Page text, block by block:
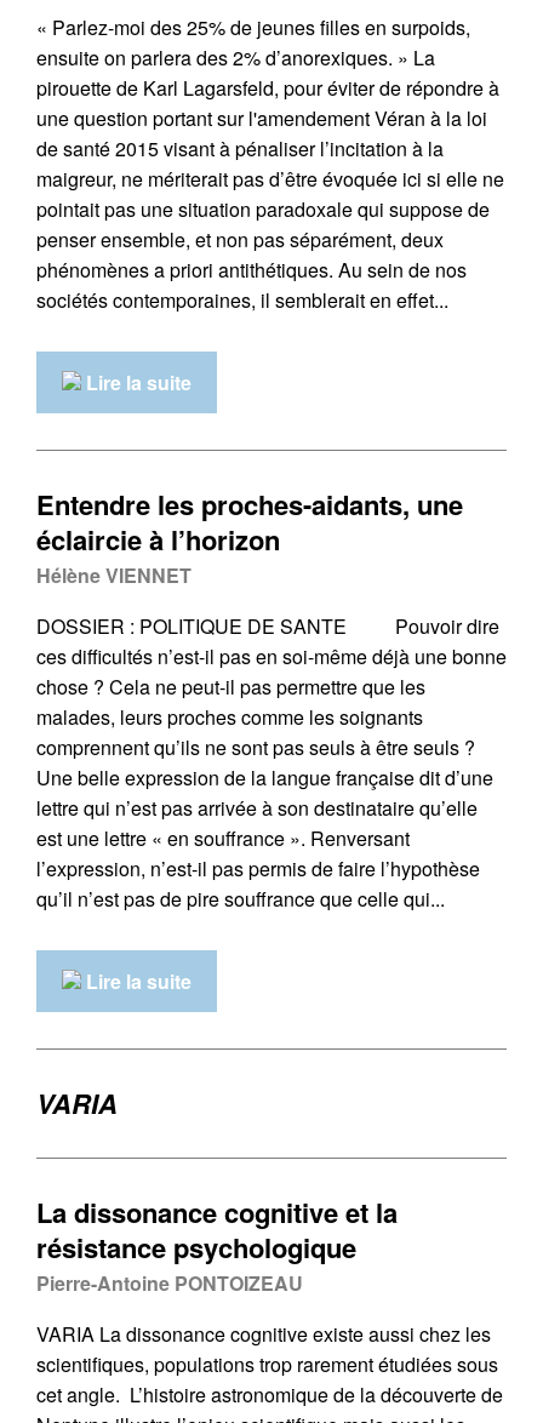
« Parlez-moi des 25% de jeunes filles en surpoids,
ensuite on parlera des 2% d’anorexiques. » La
pirouette de Karl Lagarsfeld, pour éviter de répondre à
une question portant sur l'amendement Véran à la loi
de santé 2015 visant à pénaliser l’incitation à la
maigreur, ne mériterait pas d’être évoquée ici si elle ne
pointait pas une situation paradoxale qui suppose de
penser ensemble, et non pas séparément, deux
phénomènes a priori antithétiques. Au sein de nos
sociétés contemporaines, il semblerait en effet...
Lire la suite
Entendre les proches-aidants, une
éclaircie à l’horizon
Hélène VIENNET
DOSSIER : POLITIQUE DE SANTE Pouvoir dire
ces difficultés n’est-il pas en soi-même déjà une bonne
chose ? Cela ne peut-il pas permettre que les
malades, leurs proches comme les soignants
comprennent qu’ils ne sont pas seuls à être seuls ?
Une belle expression de la langue française dit d’une
lettre qui n’est pas arrivée à son destinataire qu’elle
est une lettre « en souffrance ». Renversant
l’expression, n’est-il pas permis de faire l’hypothèse
qu’il n’est pas de pire souffrance que celle qui...
Lire la suite
VARIA
La dissonance cognitive et la
résistance psychologique
Pierre-Antoine PONTOIZEAU
VARIA La dissonance cognitive existe aussi chez les
scientifiques, populations trop rarement étudiées sous
cet angle. L’histoire astronomique de la découverte de